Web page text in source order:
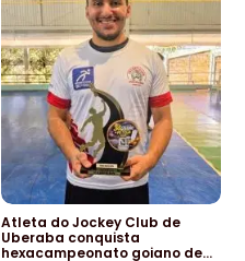
Atleta do Jockey Club de
Uberaba conquista
hexacampeonato goiano de…